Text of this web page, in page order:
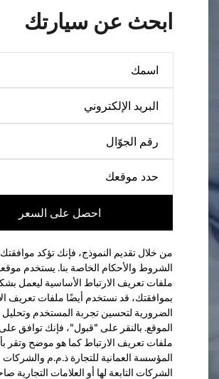
ابحث عن سيارتك
احصل على السعر
من خلال تقديم النموذج، فإنك تؤكد
الشروط والأحكام الخاصة بنا. يستخدم
ملفات تعريف الارتباط الأساسية ليعمل
بموافقتك، قد نستخدم أيضًا ملفات تعريف
الضرورية لتحسين تجربة المستخدم
الموقع. بالنقر على "قبول"، فإنك توافق
ملفات تعريف الارتباط كما هو موضح وتقر
المؤسسة العمانية للتجارة ذ.م.م والشركات
الشركات التابعة لها أو العلامات التجارية